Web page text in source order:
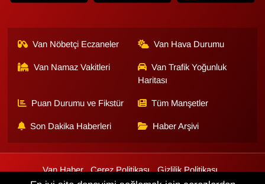
Van Nöbetçi Eczaneler Van Hava Durumu
Van Namaz Vakitleri
Van Trafik Yoğunluk
Haritası
Puan Durumu ve Fikstür Tüm Manşetler
Son Dakika Haberleri Haber Arşivi
Van Haber Çerez Politikası
Gizlilik Politikası